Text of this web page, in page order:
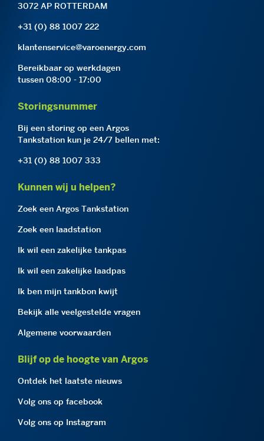
3072 AP ROTTERDAM
+31 (0) 88 1007 222
klantenservice@varoenergy.com
Bereikbaar op werkdagen
tussen 08:00 - 17:00
Storingsnummer
Bij een storing op een Argos
Tankstation kun je 24/7 bellen met:
+31 (0) 88 1007 333
Kunnen wij u helpen?
Zoek een Argos Tankstation
Zoek een laadstation
Ik wil een zakelijke tankpas
Ik wil een zakelijke laadpas
Ik ben mijn tankbon kwijt
Bekijk alle veelgestelde vragen
Algemene voorwaarden
Blijf op de hoogte van Argos
Ontdek het laatste nieuws
Volg ons op facebook
Volg ons op Instagram